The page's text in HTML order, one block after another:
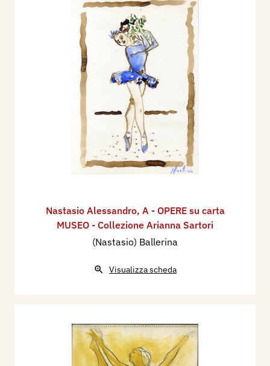
Nastasio Alessandro, A - OPERE su carta
MUSEO - Collezione Arianna Sartori
(Nastasio) Ballerina
Visualizza scheda